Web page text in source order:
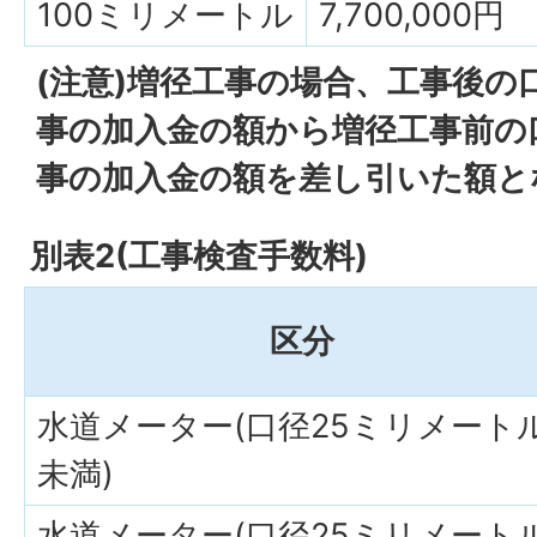
100ミリメートル
7,700,000円
(注意)増径工事の場合、工事後の
事の加入金の額から増径工事前
事の加入金の額を差し引いた額
別表2(工事検査手数料)
区分
水道メーター(口径25ミリメート
未満)